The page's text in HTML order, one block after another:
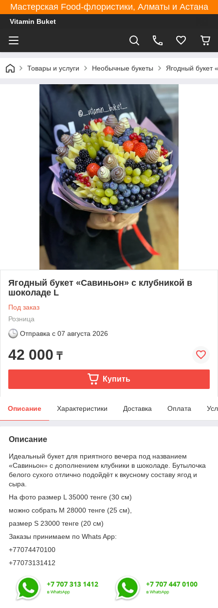
Мастерская Food-флористики, Алматы и Астана
Vitamin Buket
Товары и услуги Необычные букеты Ягодный букет
Ягодный букет «Савиньон» с клубникой в
шоколаде L
Под заказ
Розница
Отправка с 07 августа 2026
42 000 ₸
Купить
Описание Характеристики Доставка Оплата
Описание
Идеальный букет для приятного вечера под названием
«Савиньон» с дополнением клубники в шоколаде. Бутылочка
белого сухого отлично подойдёт к вкусному составу ягод и
сыра.
На фото размер L 35000 тенге (30 см)
можно собрать М 28000 тенге (25 см),
размер S 23000 тенге (20 см)
Заказы принимаем по Whats App:
+77074470100
+77073131412